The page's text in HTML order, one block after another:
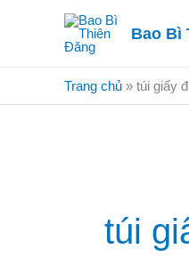
Bao Bì
Trang chủ » túi giấy
túi